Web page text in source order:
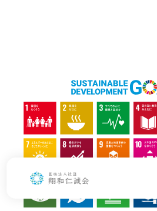
トップ
翔和仁誠会について
私たちの目指す医療